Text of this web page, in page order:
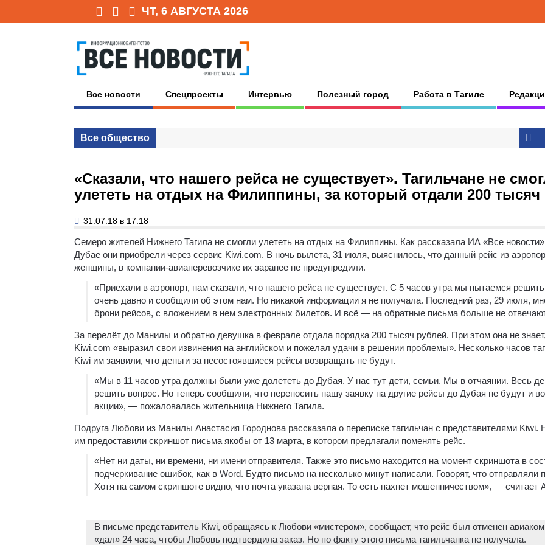
ЧТ, 6 АВГУСТА 2026
Все новости Спецпроекты Интервью Полезный город Работа в Тагиле
Все общество
«Сказали, что нашего рейса не существует». Тагильчане не
улететь на отдых на Филиппины, за который отдали 200 тысяч
31.07.18 в 17:18
Семеро жителей Нижнего Тагила не смогли улететь на отдых на Филиппины. Как рассказала ИА «Все
Дубае они приобрели через сервис Kiwi.com. В ночь вылета, 31 июля, выяснилось, что данный рейс из
женщины, в компании-авиаперевозчике их заранее не предупредили.
«Приехали в аэропорт, нам сказали, что нашего рейса не существует. С 5 часов утра мы пытаемся
очень давно и сообщили об этом нам. Но никакой информации я не получала. Последний раз, 29 июля,
брони рейсов, с вложением в нем электронных билетов. И всё — на обратные письма больше не
За перелёт до Манилы и обратно девушка в феврале отдала порядка 200 тысяч рублей. При этом она не
Kiwi.com «выразил свои извинения на английском и пожелал удачи в решении проблемы». Несколько часов
Kiwi им заявили, что деньги за несостоявшиеся рейсы возвращать не будут.
«Мы в 11 часов утра должны были уже долететь до Дубая. У нас тут дети, семьи. Мы в отчаянии. Весь
решить вопрос. Но теперь сообщили, что переносить нашу заявку на другие рейсы до Дубая не будут
акции», — пожаловалась жительница Нижнего Тагила.
Подруга Любови из Манилы Анастасия Городнова рассказала о переписке тагильчан с представителями
им предоставили скриншот письма якобы от 13 марта, в котором предлагали поменять рейс.
«Нет ни даты, ни времени, ни имени отправителя. Также это письмо находится на момент скриншота в
подчеркивание ошибок, как в Word. Будто письмо на несколько минут написали. Говорят, что
Хотя на самом скриншоте видно, что почта указана верная. То есть пахнет мошенничеством», — считает
В письме представитель Kiwi, обращаясь к Любови «мистером», сообщает, что рейс был отменен
«дал» 24 часа, чтобы Любовь подтвердила заказ. Но по факту этого письма тагильчанка не получала.